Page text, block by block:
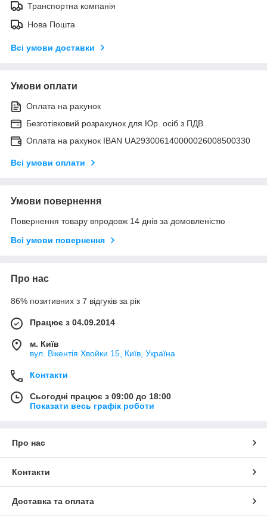
Транспортна компанія
Нова Пошта
Всі умови доставки
Умови оплати
Оплата на рахунок
Безготівковий розрахунок для Юр. осіб з ПДВ
Оплата на рахунок IBAN UA293006140000026008500330
Всі умови оплати
Умови повернення
Повернення товару впродовж 14 днів за домовленістю
Всі умови повернення
Про нас
86% позитивних з 7 відгуків за рік
Працює з 04.09.2014
м. Київ
вул. Вікентія Хвойки 15, Київ, Україна
Контакти
Сьогодні працює з 09:00 до 18:00
Показати весь графік роботи
Про нас
Контакти
Доставка та оплата